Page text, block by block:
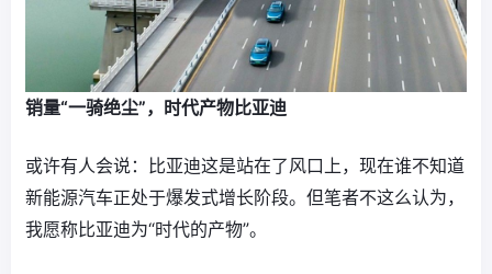
销量“一骑绝尘”，时代产物比亚迪
或许有人会说：比亚迪这是站在了风口上，现在谁不知道
新能源汽车正处于爆发式增长阶段。但笔者不这么认为，
我愿称比亚迪为“时代的产物”。